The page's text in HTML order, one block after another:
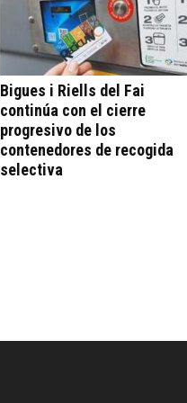
Bigues i Riells del Fai
continúa con el cierre
progresivo de los
contenedores de recogida
selectiva